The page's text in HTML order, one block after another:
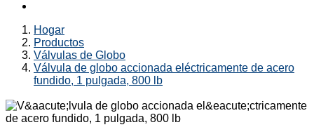
Hogar
Productos
Válvulas de Globo
Válvula de globo accionada eléctricamente de acero
fundido, 1 pulgada, 800 lb